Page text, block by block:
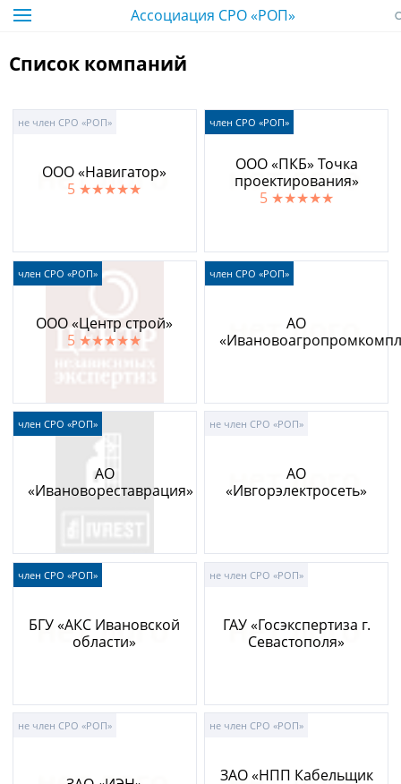
Ассоциация СРО «РОП»
Список компаний
ООО «Навигатор»
5 ★★★★★
не член СРО «РОП»
ООО «ПКБ» Точка
проектирования»
5★★★★★
член СРО «РОП»
ООО «Центр строй»
5 ★★★★★
член СРО «РОП»
АО
член СРО «РОП»
АО
«Ивановореставрация»
член СРО «РОП»
АО
«Ивгорэлектросеть»
не член СРО «РОП»
БГУ «АКС Ивановской
области»
член СРО «РОП»
ГАУ «Госэкспертиза г.
Севастополя»
не член СРО «РОП»
не член СРО «РОП»
ЗАО «НПП Кабельщик
не член СРО «РОП»